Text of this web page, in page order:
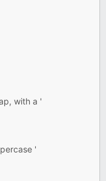
with a '
'